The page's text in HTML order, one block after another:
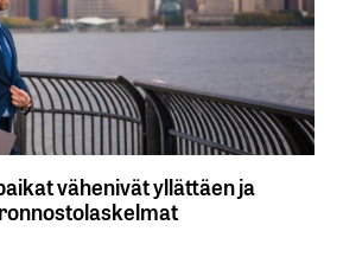
vähenivät yllättäen ja